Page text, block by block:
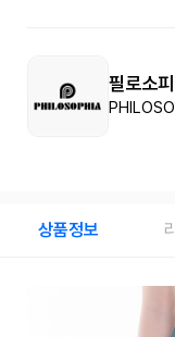
필로소
상품정보